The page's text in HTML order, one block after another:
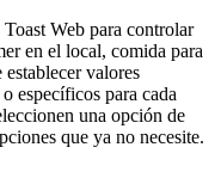
Web para controlar
en el local, comida para
valores
específicos para cada
una opción de
que ya no necesite.